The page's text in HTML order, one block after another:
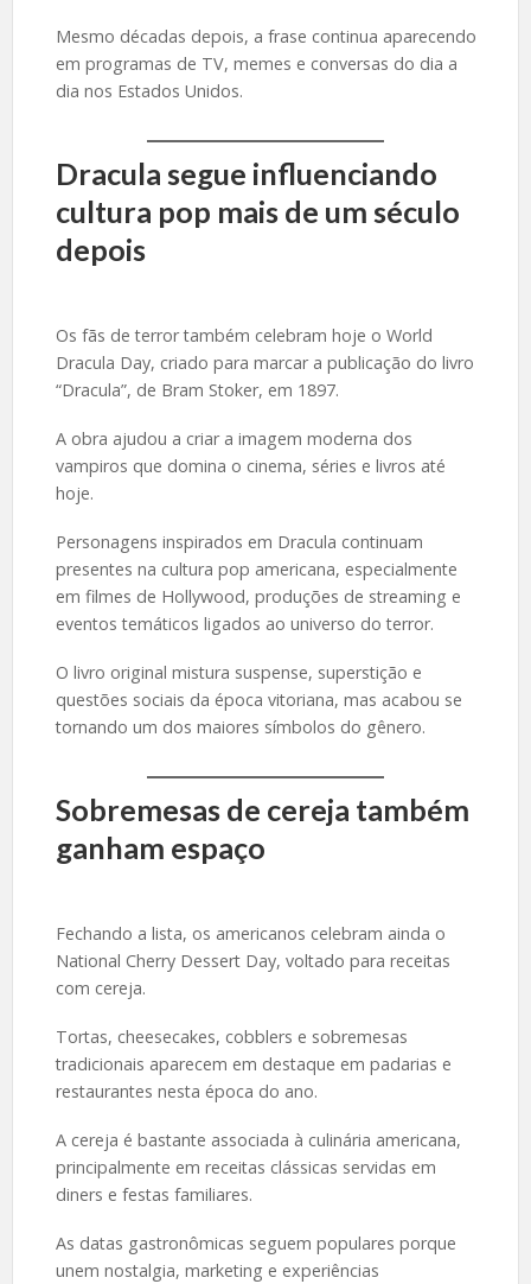
Mesmo décadas depois, a frase continua aparecendo
em programas de TV, memes e conversas do dia a
dia nos Estados Unidos.
Dracula segue influenciando
cultura pop mais de um século
depois
Os fãs de terror também celebram hoje o World
Dracula Day, criado para marcar a publicação do livro
“Dracula”, de Bram Stoker, em 1897.
A obra ajudou a criar a imagem moderna dos
vampiros que domina o cinema, séries e livros até
hoje.
Personagens inspirados em Dracula continuam
presentes na cultura pop americana, especialmente
em filmes de Hollywood, produções de streaming e
eventos temáticos ligados ao universo do terror.
O livro original mistura suspense, superstição e
questões sociais da época vitoriana, mas acabou se
tornando um dos maiores símbolos do gênero.
Sobremesas de cereja também
ganham espaço
Fechando a lista, os americanos celebram ainda o
National Cherry Dessert Day, voltado para receitas
com cereja.
Tortas, cheesecakes, cobblers e sobremesas
tradicionais aparecem em destaque em padarias e
restaurantes nesta época do ano.
A cereja é bastante associada à culinária americana,
principalmente em receitas clássicas servidas em
diners e festas familiares.
As datas gastronômicas seguem populares porque
unem nostalgia, marketing e experiências